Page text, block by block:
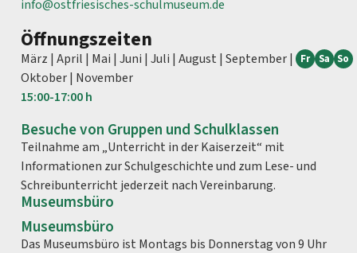
info@ostfriesisches-schulmuseum.de
Öffnungszeiten
März | April | Mai | Juni | Juli | August | September |
Oktober | November
Fr Sa So
15:00-17:00 h
Besuche von Gruppen und Schulklassen
Teilnahme am „Unterricht in der Kaiserzeit“ mit
Informationen zur Schulgeschichte und zum Lese- und
Schreibunterricht jederzeit nach Vereinbarung.
Museumsbüro
Museumsbüro
Das Museumsbüro ist Montags bis Donnerstag von 9 Uhr